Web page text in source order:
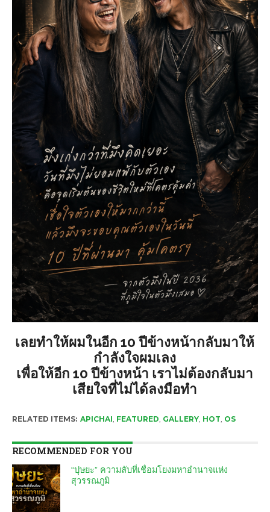
เลยทำให้ผมในอีก 10 ปีข้างหน้ากลับมาให้
กำลังใจผมเลง
เพื่อให้อีก 10 ปีข้างหน้า เราไม่ต้องกลับมา
เสียใจที่ไม่ได้ลงมือทำ
RELATED ITEMS: APICHAI, FEATURED, GALLERY, HOT, OS
RECOMMENDED FOR YOU
“ปุษยะ” ความลับที่เชื่อมโยงมหาอำนาจแห่ง
สุวรรณภูมิ